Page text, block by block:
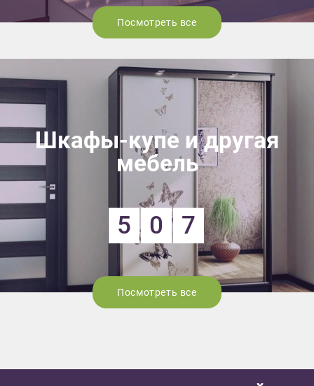
Посмотреть все
Шкафы-купе и другая
мебель
5 0 7
Посмотреть все